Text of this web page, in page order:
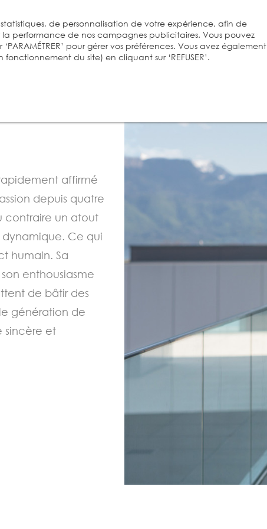
affirmé
depuis quatre
contraire un atout
Ce qui
humain. Sa
enthousiasme
de bâtir des
génération de
sincère et
de personnalisation de votre expérience, afin de
performance de nos campagnes publicitaires. Vous pouvez
pour gérer vos préférences. Vous avez également
du site) en cliquant sur ‘REFUSER’.